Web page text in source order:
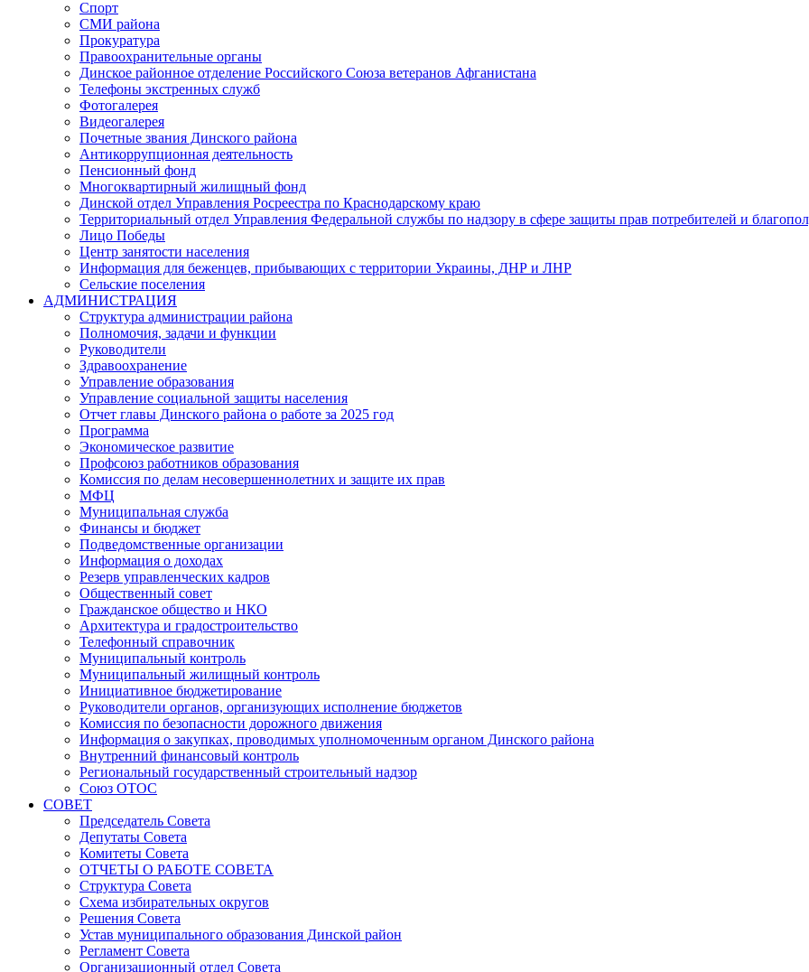
Спорт
СМИ района
Прокуратура
Правоохранительные органы
Динское районное отделение Российского Союза ветеранов Афганистана
Телефоны экстренных служб
Фотогалерея
Видеогалерея
Почетные звания Динского района
Антикоррупционная деятельность
Пенсионный фонд
Многоквартирный жилищный фонд
Динской отдел Управления Росреестра по Краснодарскому краю
Территориальный отдел Управления Федеральной службы по надзору в сфере защиты прав потребителей и
Лицо Победы
Центр занятости населения
Информация для беженцев, прибывающих с территории Украины, ДНР и ЛНР
Сельские поселения
АДМИНИСТРАЦИЯ
Структура администрации района
Полномочия, задачи и функции
Руководители
Здравоохранение
Управление образования
Управление социальной защиты населения
Отчет главы Динского района о работе за 2025 год
Программа
Экономическое развитие
Профсоюз работников образования
Комиссия по делам несовершеннолетних и защите их прав
МФЦ
Муниципальная служба
Финансы и бюджет
Подведомственные организации
Информация о доходах
Резерв управленческих кадров
Общественный совет
Гражданское общество и НКО
Архитектура и градостроительство
Телефонный справочник
Муниципальный контроль
Муниципальный жилищный контроль
Инициативное бюджетирование
Руководители органов, организующих исполнение бюджетов
Комиссия по безопасности дорожного движения
Информация о закупках, проводимых уполномоченным органом Динского района
Внутренний финансовый контроль
Региональный государственный строительный надзор
Союз ОТОС
СОВЕТ
Председатель Совета
Депутаты Совета
Комитеты Совета
ОТЧЕТЫ О РАБОТЕ СОВЕТА
Структура Совета
Схема избирательных округов
Решения Совета
Устав муниципального образования Динской район
Регламент Совета
Организационный отдел Совета